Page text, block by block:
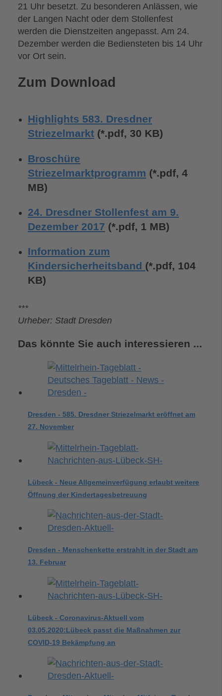
21 Uhr besetzt. Zu besonderen Anlässen, wie
der Langen Nacht oder dem Stollenfest
werden die Dienstzeiten angepasst. Am 24.
Dezember werden die Bediensteten bis 14 Uhr
vor Ort sein.
Zum Download
Highlights 583. Dresdner
Striezelmarkt (*.pdf, 30 KB)
Broschüre
Striezelmarktprogramm (*.pdf, 4
MB)
24. Dresdner Stollenfest am 9.
Dezember 2017 (*.pdf, 1 MB)
Information zum
Kindersicherheitsband (*.pdf, 104
KB)
***
Urheber: Stadt Dresden
Das könnte Sie auch interessieren ...
Dresden - 585. Dresdner Striezelmarkt eröffnet am
27. November
Lübeck - Neue Allgemeinverfügung erlaubt weitere
Öffnung der Kindertagesbetreuung
Dresden - Menschenkette erstrahlt in der Stadt am
13. Februar
Lübeck - Coronavirus-Aktuell vom
03.05.2020:Lübeck passt die Maßnahmen zur
COVID-19 Bekämpfung an